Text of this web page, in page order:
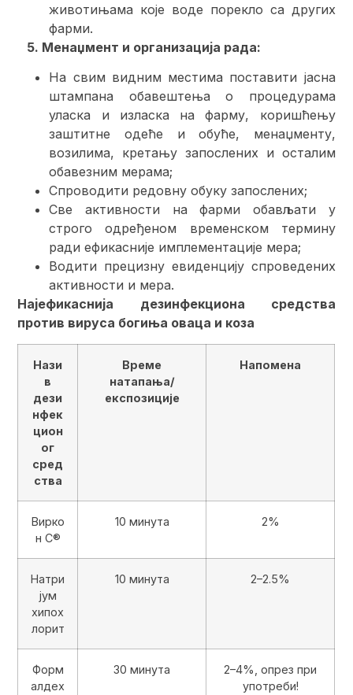
животињама које воде порекло са других
фарми.
5. Менаџмент и организација рада:
На свим видним местима поставити јасна
штампана обавештења о процедурама
уласка и изласка на фарму, коришћењу
заштитне одеће и обуће, менаџменту,
возилима, кретању запослених и осталим
обавезним мерама;
Спроводити редовну обуку запослених;
Све активности на фарми обављати у
строго одређеном временском термину
ради ефикасније имплементације мера;
Водити прецизну евиденцију спроведених
активности и мера.
Најефикаснија дезинфекциона средства
против вируса богиња оваца и коза
Нази
в
дези
нфек
цион
ог
сред
ства
Време
натапања/
експозиције
Напомена
Вирко
н С®
10 минута 2%
Натри
јум
хипох
лорит
10 минута 2–2.5%
Форм
алдех
30 минута
2–4%, опрез при
употреби!